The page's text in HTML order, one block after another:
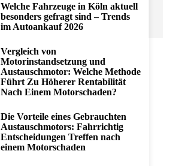
Welche Fahrzeuge in Köln aktuell
besonders gefragt sind – Trends
im Autoankauf 2026
Vergleich von
Motorinstandsetzung und
Austauschmotor: Welche Methode
Führt Zu Höherer Rentabilität
Nach Einem Motorschaden?
Die Vorteile eines Gebrauchten
Austauschmotors: Fahrrichtig
Entscheidungen Treffen nach
einem Motorschaden